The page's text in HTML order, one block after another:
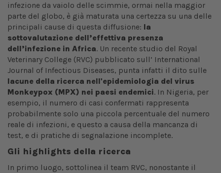
infezione da vaiolo delle scimmie, ormai nella maggior
parte del globo, è già maturata una certezza su una delle
principali cause di questa diffusione: la
sottovalutazione dell’effettiva presenza
dell’infezione in Africa. Un recente studio del Royal
Veterinary College (RVC) pubblicato sull’ International
Journal of Infectious Diseases, punta infatti il dito sulle
lacune della ricerca nell'epidemiologia del virus
Monkeypox (MPX) nei paesi endemici. In Nigeria, per
esempio, il numero di casi confermati rappresenta
probabilmente solo una piccola percentuale del numero
reale di infezioni, e questo a causa della mancanza di
test, e di pratiche di segnalazione incomplete.
Gli highlights della ricerca
In primo luogo, sottolinea il team RVC, nonostante il